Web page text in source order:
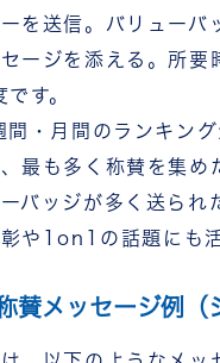
を送信。バリューバ
ージを添える。所要
す。
間・月間のランキン
最も多く称賛を集め
バッジが多く送られ
や1on1の話題にも
賛メッセージ例（